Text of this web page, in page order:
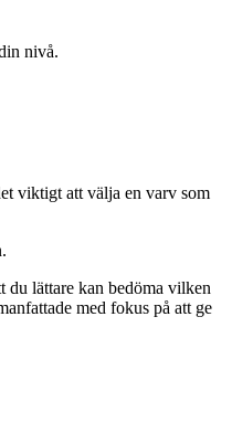
nivå.
viktigt att välja en varv som
du lättare kan bedöma vilken
med fokus på att ge